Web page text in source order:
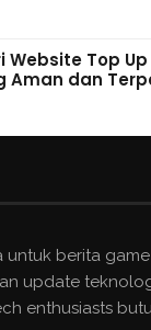
Website Top
Aman dan
berita
update
enthusiasts